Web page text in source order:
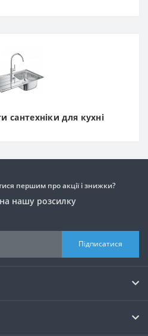
сантехніки для кухні
першим про акції і знижки?
нашу розсилку
Підписатися